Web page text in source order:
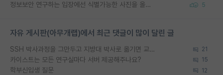
정보보안 연구하는 입장에선 식별가능한 사진을 올리는건 비추이긴함 5
자유 게시판(아무개랩)에서 최근 댓글이 많이 달린 글
SSH 박사과정을 그만두고 지방대 박사로 옮기면 교수의 꿈은 끝일까요? 21
카이스트는 모든 연구실마다 서버 제공해주나요? 15
학부신입생 질문 12